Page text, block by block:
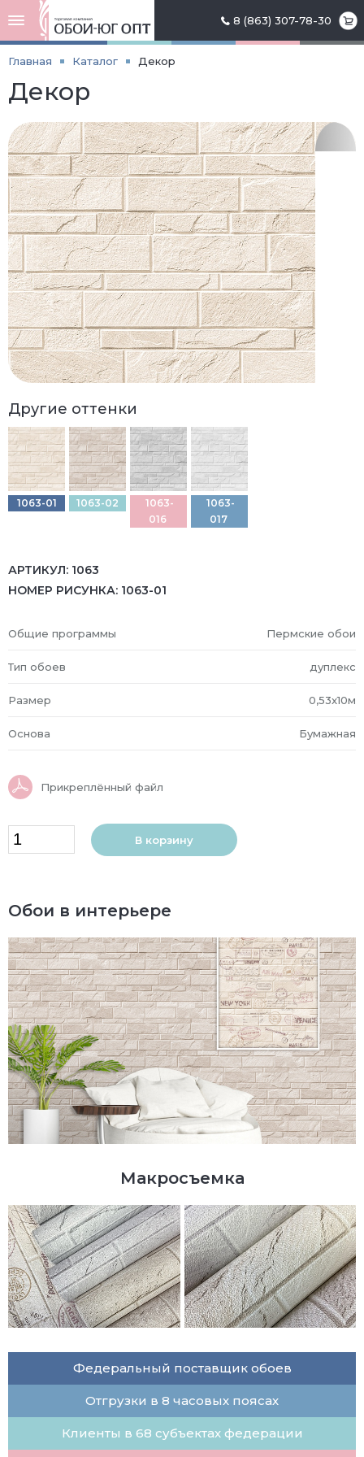
8 (863) 307-78-30
Главная Каталог Декор
Декор
Другие оттенки
1063-01 1063-02
1063-
016
1063-
017
АРТИКУЛ: 1063
НОМЕР РИСУНКА: 1063-01
Общие программы Пермские обои
Тип обоев дуплекс
Размер 0,53x10м
Основа Бумажная
Прикреплённый файл
В корзину
Обои в интерьере
Макросъемка
Федеральный поставщик обоев
Отгрузки в 8 часовых поясах
Клиенты в 68 субъектах федерации